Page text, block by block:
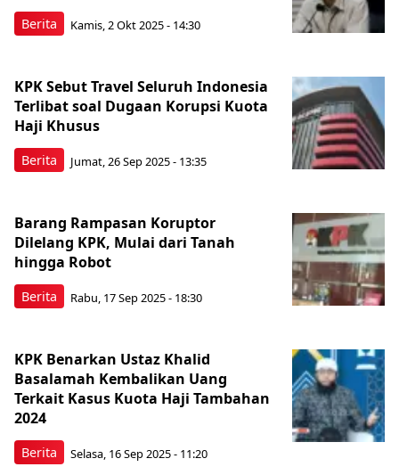
Berita Kamis, 2 Okt 2025 - 14:30
Berita
KPK Sebut Travel Seluruh Indonesia
Terlibat soal Dugaan Korupsi Kuota
Haji Khusus
Jumat, 26 Sep 2025 - 13:35
Berita
Barang Rampasan Koruptor
Dilelang KPK, Mulai dari Tanah
hingga Robot
Rabu, 17 Sep 2025 - 18:30
Berita
KPK Benarkan Ustaz Khalid
Basalamah Kembalikan Uang
Terkait Kasus Kuota Haji Tambahan
2024
Selasa, 16 Sep 2025 - 11:20